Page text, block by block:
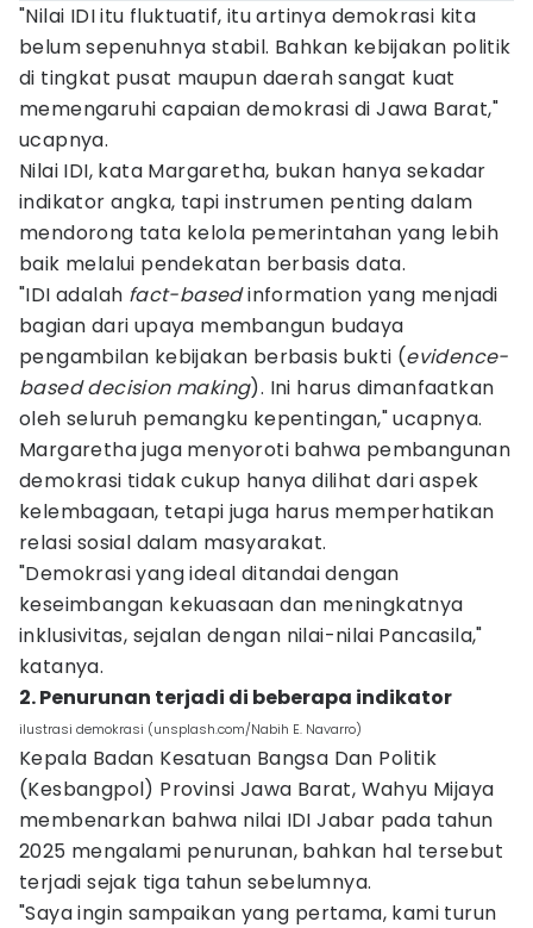
"Nilai IDI itu fluktuatif, itu artinya demokrasi kita
belum sepenuhnya stabil. Bahkan kebijakan politik
di tingkat pusat maupun daerah sangat kuat
memengaruhi capaian demokrasi di Jawa Barat,"
ucapnya.
Nilai IDI, kata Margaretha, bukan hanya sekadar
indikator angka, tapi instrumen penting dalam
mendorong tata kelola pemerintahan yang lebih
baik melalui pendekatan berbasis data.
"IDI adalah fact-basedinformation yang menjadi
bagian dari upaya membangun budaya
pengambilan kebijakan berbasis bukti (evidence-
based decision making). Ini harus dimanfaatkan
oleh seluruh pemangku kepentingan," ucapnya.
Margaretha juga menyoroti bahwa pembangunan
demokrasi tidak cukup hanya dilihat dari aspek
kelembagaan, tetapi juga harus memperhatikan
relasi sosial dalam masyarakat.
"Demokrasi yang ideal ditandai dengan
keseimbangan kekuasaan dan meningkatnya
inklusivitas, sejalan dengan nilai-nilai Pancasila,"
katanya.
2. Penurunan terjadi di beberapa indikator
ilustrasi demokrasi (unsplash.com/Nabih E. Navarro)
Kepala Badan Kesatuan Bangsa Dan Politik
(Kesbangpol) Provinsi Jawa Barat, Wahyu Mijaya
membenarkan bahwa nilai IDI Jabar pada tahun
2025 mengalami penurunan, bahkan hal tersebut
terjadi sejak tiga tahun sebelumnya.
"Saya ingin sampaikan yang pertama, kami turun